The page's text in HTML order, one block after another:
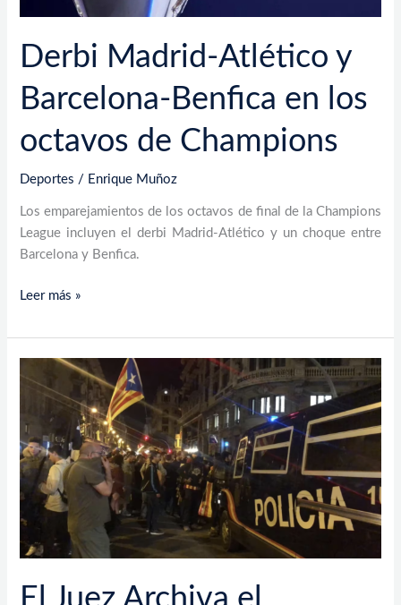
Derbi Madrid-Atlético y
Barcelona-Benfica en los
octavos de Champions
Deportes / Enrique Muñoz
Los emparejamientos de los octavos de final de la Champions
League incluyen el derbi Madrid-Atlético y un choque entre
Barcelona y Benfica.
Leer más »
El Juez Archiva el
Juez
el
Procedimiento
Contra
46
Policías
por
las
Cargas